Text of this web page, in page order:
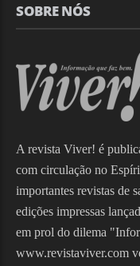
SOBRE NÓS
A revista Viver! é
com circulação no
importantes revistas de
edições impressas
em prol do dilema
www.revistaviver.com